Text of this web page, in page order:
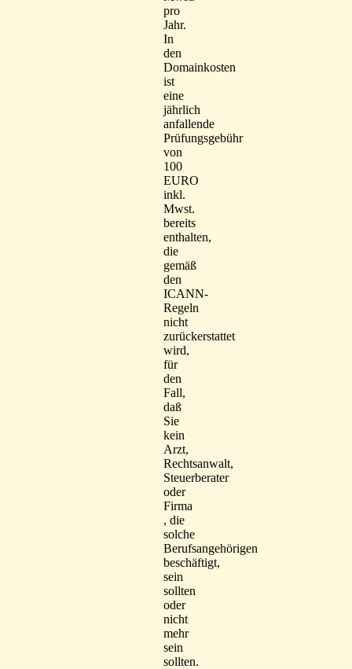
pro
Jahr.
In
den
Domainkosten
ist
eine
jährlich
anfallende
Prüfungsgebühr
von
100
EURO
inkl.
Mwst.
bereits
enthalten,
die
gemäß
den
ICANN-
Regeln
nicht
zurückerstattet
wird,
für
den
Fall,
daß
Sie
kein
Arzt,
Rechtsanwalt,
Steuerberater
oder
Firma
, die
solche
Berufsangehörigen
beschäftigt,
sein
sollten
oder
nicht
mehr
sein
sollten.